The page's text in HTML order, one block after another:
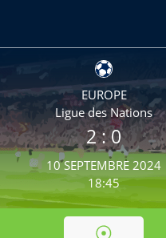
EUROPE
Ligue des Nations
2: 0
10 SEPTEMBRE 2024
18:45